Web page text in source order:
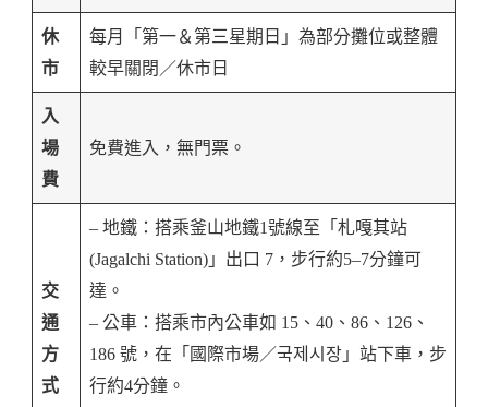
休
市
每月「第一＆第三星期日」為部分攤位或整體
較早關閉／休市日
入
場
費
免費進入，無門票。
交
通
方
式
– 地鐵：搭乘釜山地鐵1號線至「札嘎其站
(Jagalchi Station)」出口 7，步行約5–7分鐘可
達。
– 公車：搭乘市內公車如 15、40、86、126、
186 號，在「國際市場／국제시장」站下車，步
行約4分鐘。